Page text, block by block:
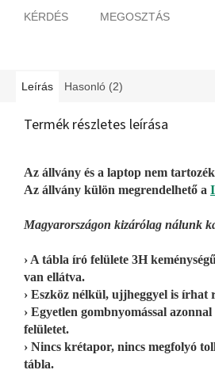
KÉRDÉS MEGOSZTÁS
Leírás Hasonló (2)
Termék részletes leírása
Az állvány és a laptop nem
Az állvány külön megrendelhető a
Magyarországon kizárólag nálunk
› A tábla író felülete 3H
van ellátva.
› Eszköz nélkül, ujjheggyel is írhat
› Egyetlen gombnyomással
felületet.
› Nincs krétapor, nincs megfolyó
tábla.